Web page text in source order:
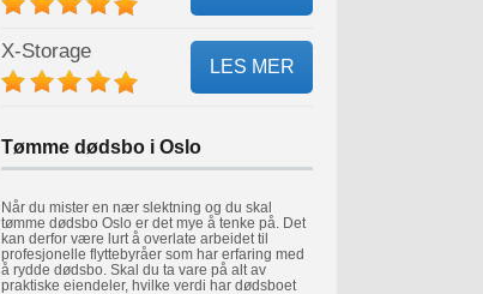
X-Storage
LES MER
Tømme dødsbo i Oslo
Når du mister en nær slektning og du skal
tømme dødsbo Oslo er det mye å tenke på. Det
kan derfor være lurt å overlate arbeidet til
profesjonelle flyttebyråer som har erfaring med
å rydde dødsbo. Skal du ta vare på alt av
praktiske eiendeler, hvilke verdi har dødsboet